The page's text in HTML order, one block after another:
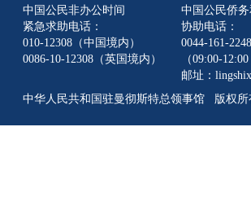
中国公民非办公时间
紧急求助电话：
010-12308（中国境内）
0086-10-12308（英国境内）
中国公民侨
协助电话：
0044-161-
（09:00-
邮址：
中华人民共和国驻曼彻斯特总领事馆 版权所